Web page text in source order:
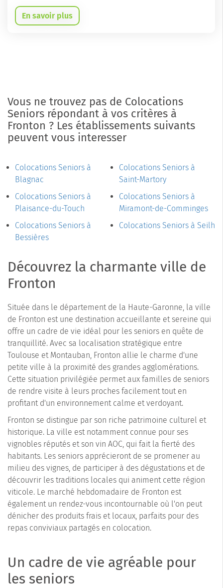
En savoir plus
Vous ne trouvez pas de Colocations
Seniors répondant à vos critères à
Fronton ? Les établissements suivants
peuvent vous interesser
Colocations Seniors à
Blagnac
Colocations Seniors à
Plaisance-du-Touch
Colocations Seniors à
Bessières
Colocations Seniors à
Saint-Martory
Colocations Seniors à
Miramont-de-Comminges
Colocations Seniors à Seilh
Découvrez la charmante ville de
Fronton
Située dans le département de la Haute-Garonne, la ville
de Fronton est une destination accueillante et sereine qui
offre un cadre de vie idéal pour les seniors en quête de
tranquillité. Avec sa localisation stratégique entre
Toulouse et Montauban, Fronton allie le charme d'une
petite ville à la proximité des grandes agglomérations.
Cette situation privilégiée permet aux familles de seniors
de rendre visite à leurs proches facilement tout en
profitant d'un environnement calme et verdoyant.
Fronton se distingue par son riche patrimoine culturel et
historique. La ville est notamment connue pour ses
vignobles réputés et son vin AOC, qui fait la fierté des
habitants. Les seniors apprécieront de se promener au
milieu des vignes, de participer à des dégustations et de
découvrir les traditions locales qui animent cette région
viticole. Le marché hebdomadaire de Fronton est
également un rendez-vous incontournable où l'on peut
dénicher des produits frais et locaux, parfaits pour des
repas conviviaux partagés en colocation.
Un cadre de vie agréable pour
les seniors